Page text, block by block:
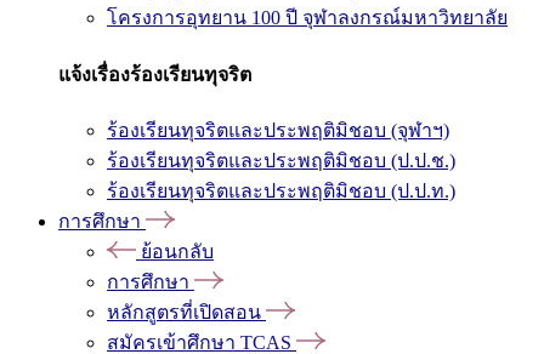
โครงการอุทยาน 100 ปี จุฬาลงกรณ์มหาวิทยาลัย
แจ้งเรื่องร้องเรียนทุจริต
ร้องเรียนทุจริตและประพฤติมิชอบ (จุฬาฯ)
ร้องเรียนทุจริตและประพฤติมิชอบ (ป.ป.ช.)
ร้องเรียนทุจริตและประพฤติมิชอบ (ป.ป.ท.)
การศึกษา
ย้อนกลับ
การศึกษา
หลักสูตรที่เปิดสอน
สมัครเข้าศึกษา TCAS